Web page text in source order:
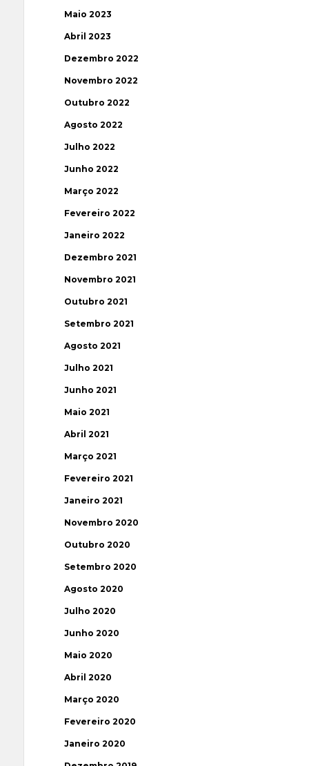
Maio 2023
Abril 2023
Dezembro 2022
Novembro 2022
Outubro 2022
Agosto 2022
Julho 2022
Junho 2022
Março 2022
Fevereiro 2022
Janeiro 2022
Dezembro 2021
Novembro 2021
Outubro 2021
Setembro 2021
Agosto 2021
Julho 2021
Junho 2021
Maio 2021
Abril 2021
Março 2021
Fevereiro 2021
Janeiro 2021
Novembro 2020
Outubro 2020
Setembro 2020
Agosto 2020
Julho 2020
Junho 2020
Maio 2020
Abril 2020
Março 2020
Fevereiro 2020
Janeiro 2020